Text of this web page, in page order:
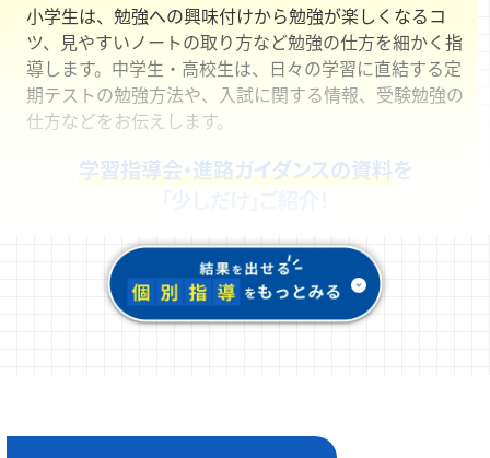
小学生は、勉強への興味付けから勉強が楽しくなるコ
ツ、見やすいノートの取り方など勉強の仕方を細かく指
導します。中学生・高校生は、日々の学習に直結する定
期テストの勉強方法や、入試に関する情報、受験勉強の
仕方などをお伝えします。
学習指導会・進路ガイダンスの資料を